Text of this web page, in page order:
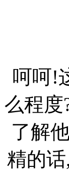
呵呵!
么程度
了解
精的